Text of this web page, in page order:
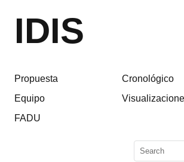
IDIS
Propuesta
Equipo
FADU
Cronológico